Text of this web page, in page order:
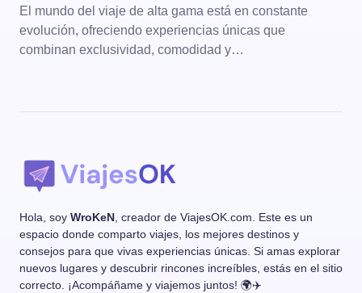
El mundo del viaje de alta gama está en constante
evolución, ofreciendo experiencias únicas que
combinan exclusividad, comodidad y…
Hola, soy WroKeN , creador de ViajesOK.com. Este es un
espacio donde comparto viajes, los mejores destinos y
consejos para que vivas experiencias únicas. Si amas explorar
nuevos lugares y descubrir rincones increíbles, estás en el sitio
correcto. ¡Acompáñame y viajemos juntos! 🌍✈️